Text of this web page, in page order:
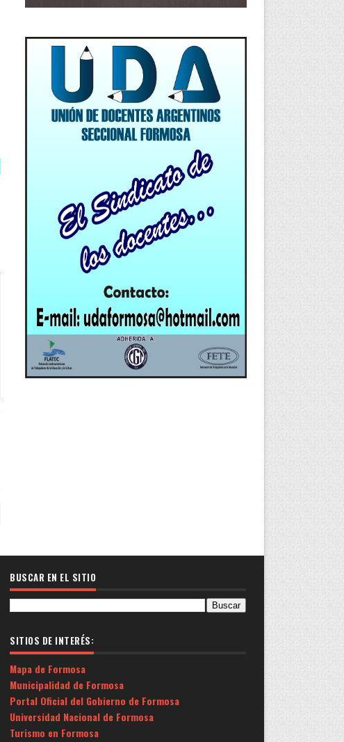
BUSCAR EN EL SITIO
SITIOS DE INTERÉS:
Mapa de Formosa
Municipalidad de Formosa
Portal Oficial del Gobierno de Formosa
Universidad Nacional de Formosa
Turismo en Formosa